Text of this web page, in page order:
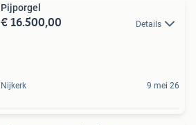
Pijporgel
€ 16.500,00 Details
Nijkerk 9 mei 26